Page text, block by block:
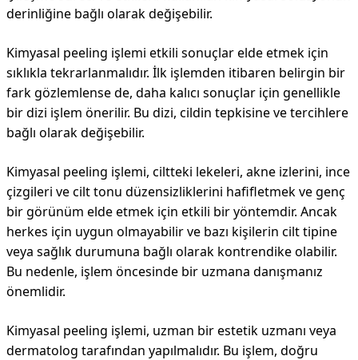
derinliğine bağlı olarak değişebilir.
Kimyasal peeling işlemi etkili sonuçlar elde etmek için
sıklıkla tekrarlanmalıdır. İlk işlemden itibaren belirgin bir
fark gözlemlense de, daha kalıcı sonuçlar için genellikle
bir dizi işlem önerilir. Bu dizi, cildin tepkisine ve tercihlere
bağlı olarak değişebilir.
Kimyasal peeling işlemi, ciltteki lekeleri, akne izlerini, ince
çizgileri ve cilt tonu düzensizliklerini hafifletmek ve genç
bir görünüm elde etmek için etkili bir yöntemdir. Ancak
herkes için uygun olmayabilir ve bazı kişilerin cilt tipine
veya sağlık durumuna bağlı olarak kontrendike olabilir.
Bu nedenle, işlem öncesinde bir uzmana danışmanız
önemlidir.
Kimyasal peeling işlemi, uzman bir estetik uzmanı veya
dermatolog tarafından yapılmalıdır. Bu işlem, doğru